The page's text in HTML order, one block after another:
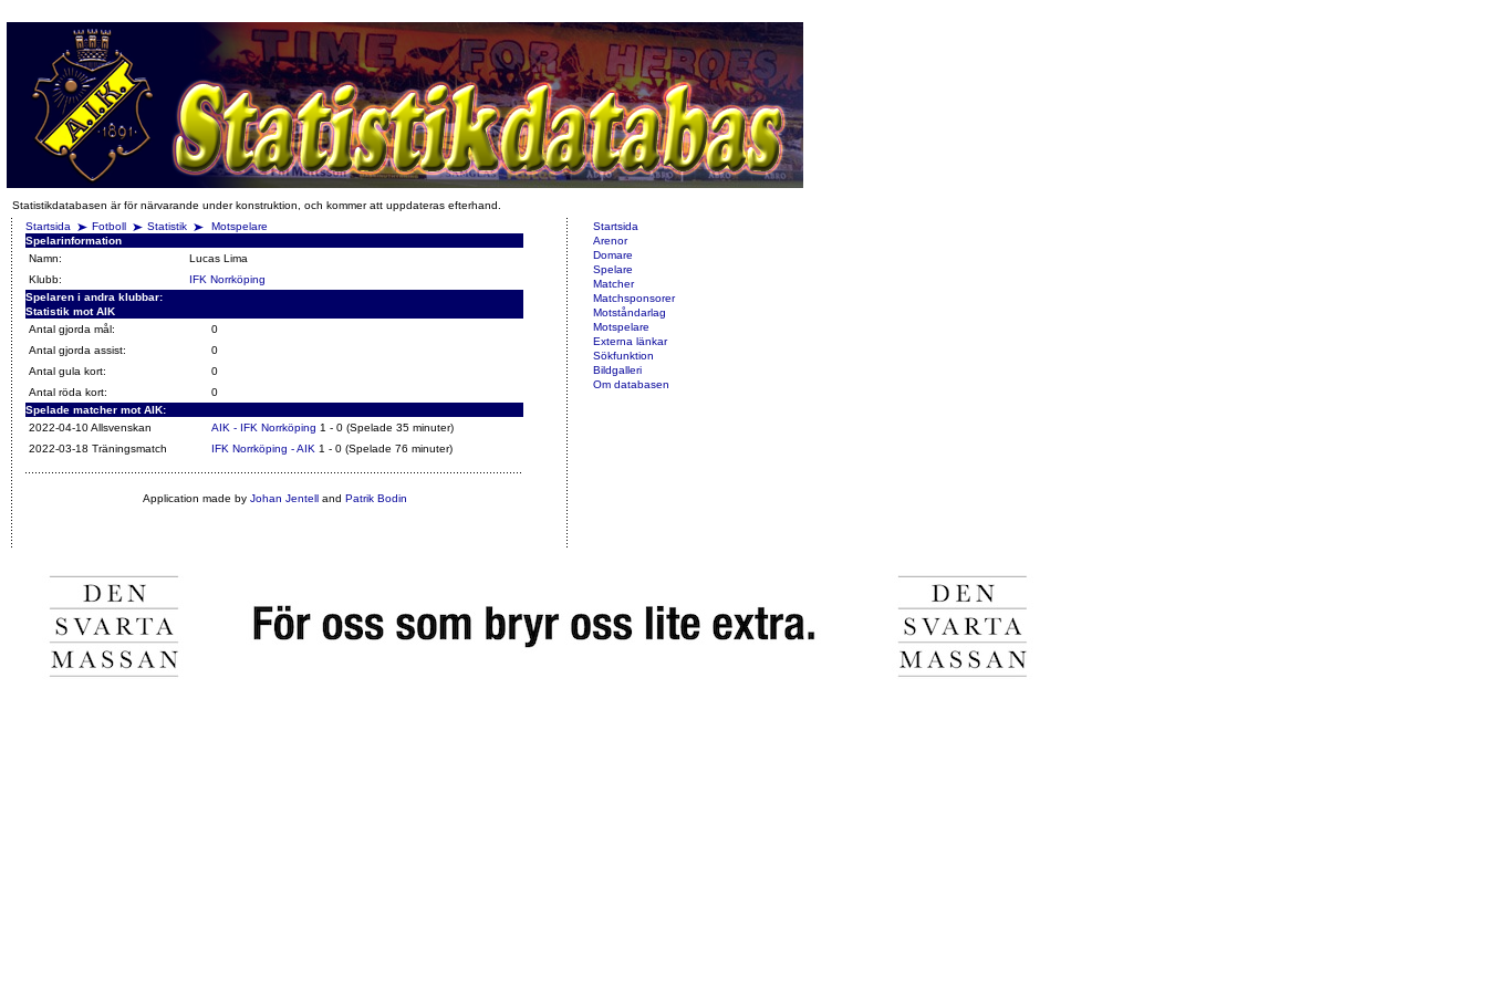
Statistikdatabasen är för närvarande under konstruktion, och kommer att uppdateras efterhand.
Startsida
Fotboll Statistik
Motspelare
Spelarinformation
Namn:
Lucas Lima
Klubb:
IFK Norrköping
Spelaren i andra klubbar:
Statistik mot AIK
Antal gjorda mål:
0
Antal gjorda assist:
0
Antal gula kort:
0
Antal röda kort:
0
Spelade matcher mot AIK:
2022-04-10 Allsvenskan
AIK - IFK Norrköping 1 - 0 (Spelade 35 minuter)
2022-03-18 Träningsmatch
IFK Norrköping - AIK 1 - 0 (Spelade 76 minuter)
Application made by Johan Jentelland Patrik Bodin
Startsida
Arenor
Domare
Spelare
Matcher
Matchsponsorer
Motståndarlag
Motspelare
Externa länkar
Sökfunktion
Bildgalleri
Om databasen